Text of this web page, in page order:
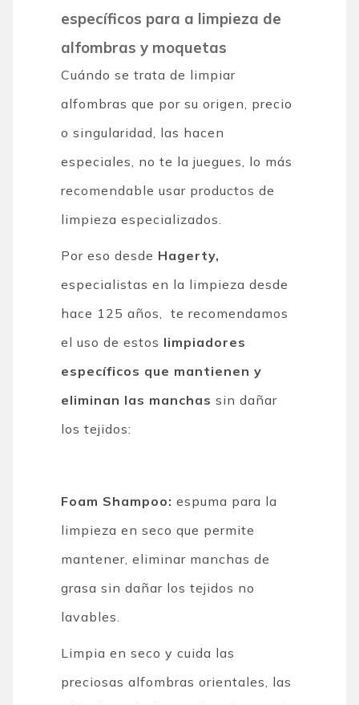
específicos para a limpieza de
alfombras y moquetas
Cuándo se trata de limpiar
alfombras que por su origen, precio
o singularidad, las hacen
especiales, no te la juegues, lo más
recomendable usar productos de
limpieza especializados.
Por eso desde Hagerty,
especialistas en la limpieza desde
hace 125 años, te recomendamos
el uso de estos limpiadores
específicos que mantienen y
eliminan las manchas sin dañar
los tejidos:
Foam Shampoo:espuma para la
limpieza en seco que permite
mantener, eliminar manchas de
grasa sin dañar los tejidos no
lavables.
Limpia en seco y cuida las
preciosas alfombras orientales, las